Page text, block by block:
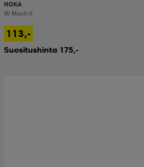
HOKA
W Mach 6
113,-
Suositushinta 175,-